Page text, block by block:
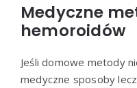
Medyczne
hemoroidów
Jeśli domowe metody
medyczne sposoby